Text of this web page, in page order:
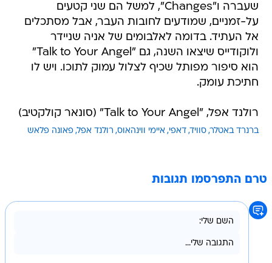
שעברה ו"Changes", למשל הם שני קטעים
על-זמניים, שמודעים לחובות העבר, אבל מסתכלים
אל העתיד. בדומה לאלבומים של אניה שניידר
ולוקודייס שיצאו השנה, גם "Talk to Your Angel"
הוא סיפור מפותל שכיף לצלול עמוק לתוכו. ויש לו
חתיכת עומק.
רולנד אפל, "Talk to Your Angel" (סונאר קולקטיב)
ברנרד באטלר סוויד דאפי איימי ווינהאוס רולנד אפל פאונה פלאש
טרם התפרסמו תגובות